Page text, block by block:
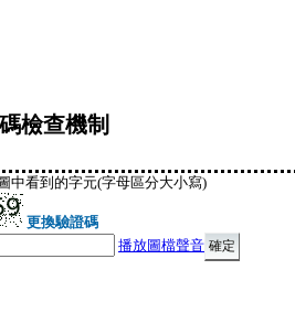
檢查機制
中看到的字元(字母區分大小寫)
更換驗證碼
播放圖檔聲音